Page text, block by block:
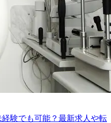
験でも可能？最新求人や転